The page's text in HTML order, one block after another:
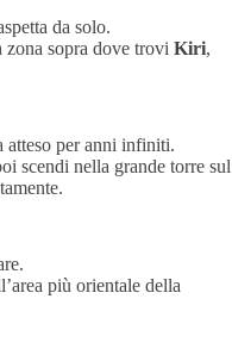
da solo.
sopra dove trovi Kiri,
atteso per anni infiniti.
scendi nella grande torre sul
più orientale della